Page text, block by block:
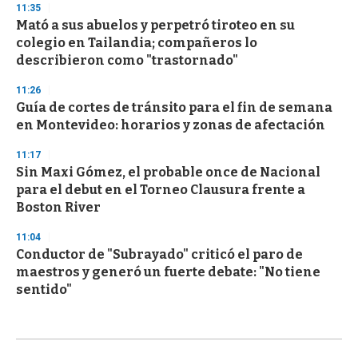
11:35
Mató a sus abuelos y perpetró tiroteo en su
colegio en Tailandia; compañeros lo
describieron como "trastornado"
11:26
Guía de cortes de tránsito para el fin de semana
en Montevideo: horarios y zonas de afectación
11:17
Sin Maxi Gómez, el probable once de Nacional
para el debut en el Torneo Clausura frente a
Boston River
11:04
Conductor de "Subrayado" criticó el paro de
maestros y generó un fuerte debate: "No tiene
sentido"